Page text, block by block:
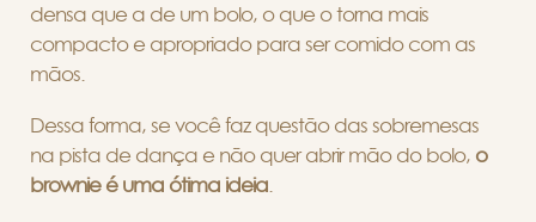
densa que a de um bolo, o que o torna mais
compacto e apropriado para ser comido com as
mãos.
Dessa forma, se você faz questão das sobremesas
na pista de dança e não quer abrir mão do bolo, o
brownie é uma ótima ideia